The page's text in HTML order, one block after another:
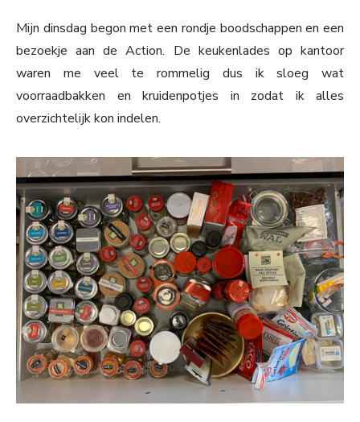
Mijn dinsdag begon met een rondje boodschappen en een
bezoekje aan de Action. De keukenlades op kantoor
waren me veel te rommelig dus ik sloeg wat
voorraadbakken en kruidenpotjes in zodat ik alles
overzichtelijk kon indelen.